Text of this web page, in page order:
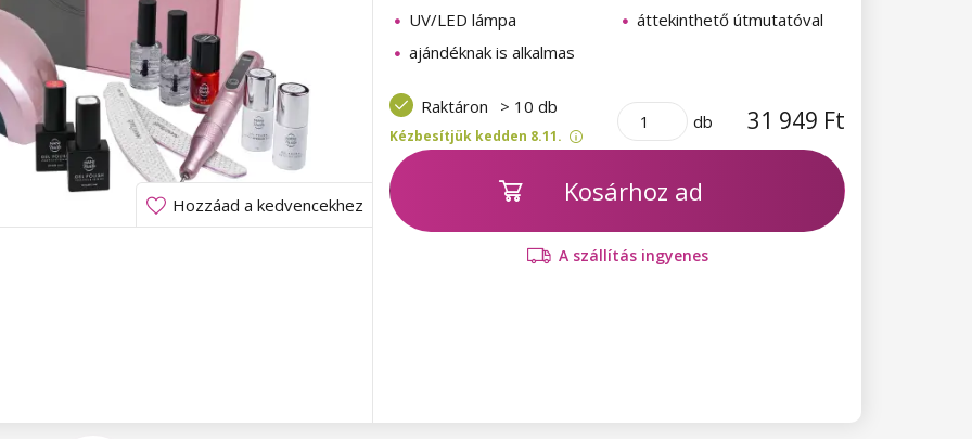
Hozzáad a kedvencekhez
UV/LED lámpa
áttekinthető útmutatóval
ajándéknak is alkalmas
Raktáron > 10 db
Kézbesítjük kedden 8.11.
db 31 949 Ft
Kosárhoz ad
A szállítás ingyenes